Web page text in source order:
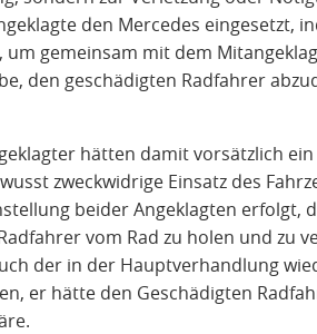
den Mercedes eingesetzt,
gemeinsam mit dem
den geschädigten Radfahrer
hätten damit vorsätzlich ein
zweckwidrige Einsatz des
beider Angeklagten erfolgt,
vom Rad zu holen und zu
der in der Hauptverhandlung
er hätte den Geschädigten